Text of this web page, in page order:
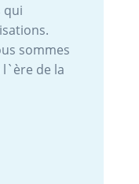
qui
sommes
de la